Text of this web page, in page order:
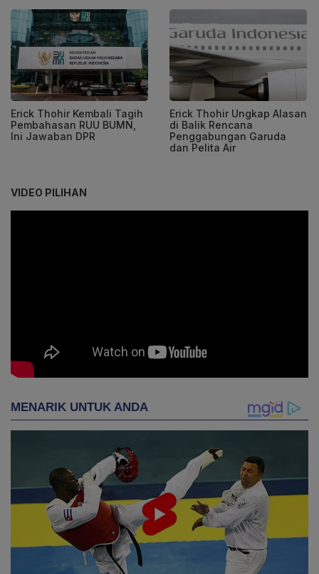
Erick Thohir Kembali Tagih
Pembahasan RUU BUMN,
Ini Jawaban DPR
Erick Thohir Ungkap Alasan
di Balik Rencana
Penggabungan Garuda
dan Pelita Air
VIDEO PILIHAN